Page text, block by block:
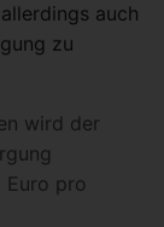
auch
zu
wird der
pro